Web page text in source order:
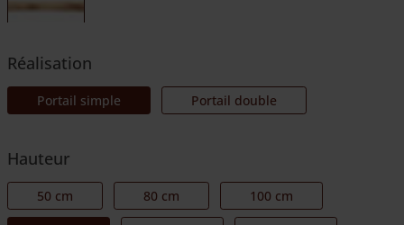
Réalisation
Portail simple Portail double
Hauteur
50 cm 80 cm 100 cm